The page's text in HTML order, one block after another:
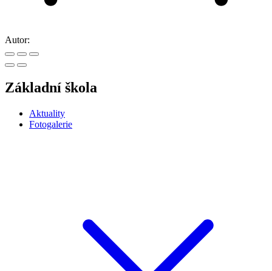
Autor:
Základní škola
Aktuality
Fotogalerie